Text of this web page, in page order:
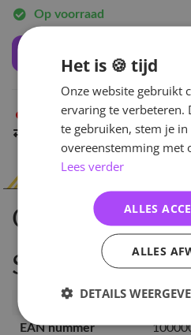
Op voorraad
Niet op voorraadin Arnhem
Indien op voorraadbinnen
Omschrijving
Specificaties
Artikelnummer
PC-
EAN nummer
Het is 🍪 tijd
Onze website gebruikt
ervaring te verbeteren.
te gebruiken, stem je
overeenstemming met
Lees verder
ALLES
ALLES
DETAILS